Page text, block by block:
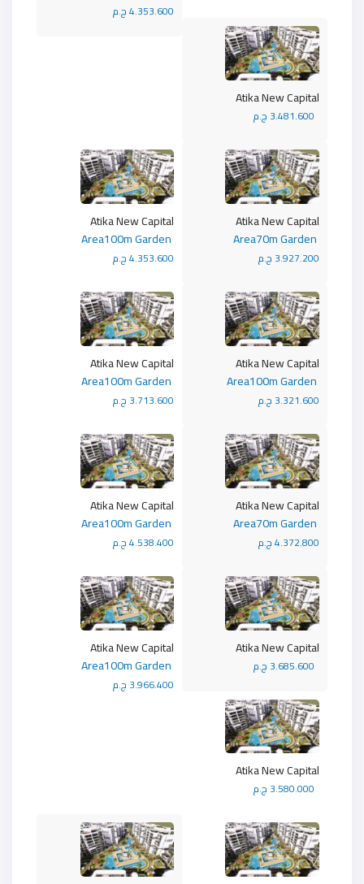
4.353.600 ج.م
Atika New Capital
Atika New Capital
4.353.600 ج.م
Atika New Capital
3.927.200 ج.م
Atika New Capital
3.713.600 ج.م
Atika New Capital
3.321.600 ج.م
Atika New Capital
4.538.400 ج.م
Atika New Capital
4.372.800 ج.م
Atika New Capital
3.966.400 ج.م
Atika New Capital
Atika New Capital